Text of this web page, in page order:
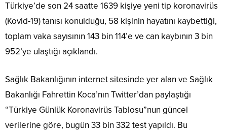
Türkiye’de son 24 saatte 1639 kişiye yeni tip koronavirüs
(Kovid-19) tanısı konulduğu, 58 kişinin hayatını kaybettiği,
toplam vaka sayısının 143 bin 114’e ve can kaybının 3 bin
952’ye ulaştığı açıklandı.
Sağlık Bakanlığının internet sitesinde yer alan ve Sağlık
Bakanlığı Fahrettin Koca’nın Twitter’dan paylaştığı
“Türkiye Günlük Koronavirüs Tablosu”nun güncel
verilerine göre, bugün 33 bin 332 test yapıldı. Bu